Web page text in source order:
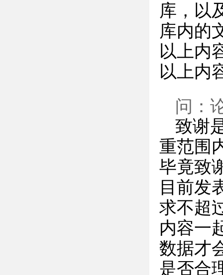
库，以
库内的
以上内
以上内
问：
致谢
重范围
毕竟致
目前发
求不超
内容一
数据才
是否合